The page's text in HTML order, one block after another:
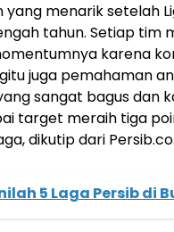
yang menarik setelah
tahun. Setiap tim
karena
juga pemahaman
sangat bagus dan
target meraih tiga
dikutip dari
5 Laga Persib di